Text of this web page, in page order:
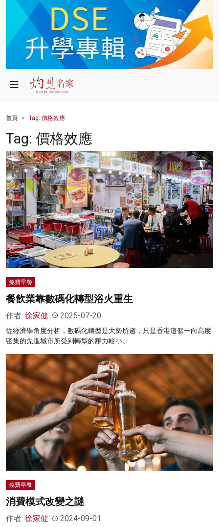
政局
財經
健康
商業
科技
影片
名家榜
灼見活動
首頁 Tag: 價格效應
Tag: 價格效應
免費早餐
餐飲業靠數碼化轉型浴火重生
作者: 徐家健 2025-07-20
從經濟學角度分析，數碼化轉型是大勢所趨，只是香港這個一向高度
密集的先進城市所受到轉型的壓力較小。
免費早餐
消費模式改變之謎
作者: 徐家健 2024-09-01